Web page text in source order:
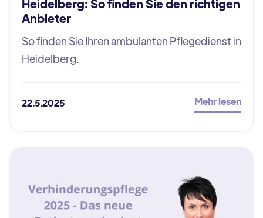
Heidelberg: So finden Sie den richtigen
Anbieter
So finden Sie Ihren ambulanten Pflegedienst in
Heidelberg.
22.5.2025 Mehr lesen